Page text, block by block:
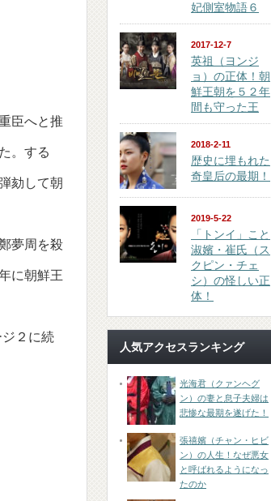
臣へと推
。する
劾して朝
夢周を殺
に朝鮮王
２に続
妃側室物語６
2017-12-7
英祖（ヨンジ
ョ）の正体！朝
鮮王朝を５２年
間も守った王
2018-2-11
歴史に埋もれた
奇皇后の最期！
2019-5-22
「トンイ」こと
淑嬪・崔氏（ス
クピン・チェ
シ）の怪しい正
体！
人気アクセスランキング
光海君（クァンヘグ
ン）の妻と息子夫婦は
悲惨な最期を遂げた！
張禧嬪（チャン・ヒビ
ン）の人生！なぜ悪女
と呼ばれるようになっ
たのか